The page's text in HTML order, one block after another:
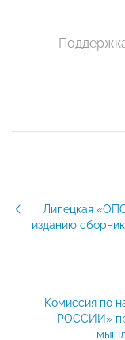
Липецкая
изданию
Комиссия по
РОССИИ»